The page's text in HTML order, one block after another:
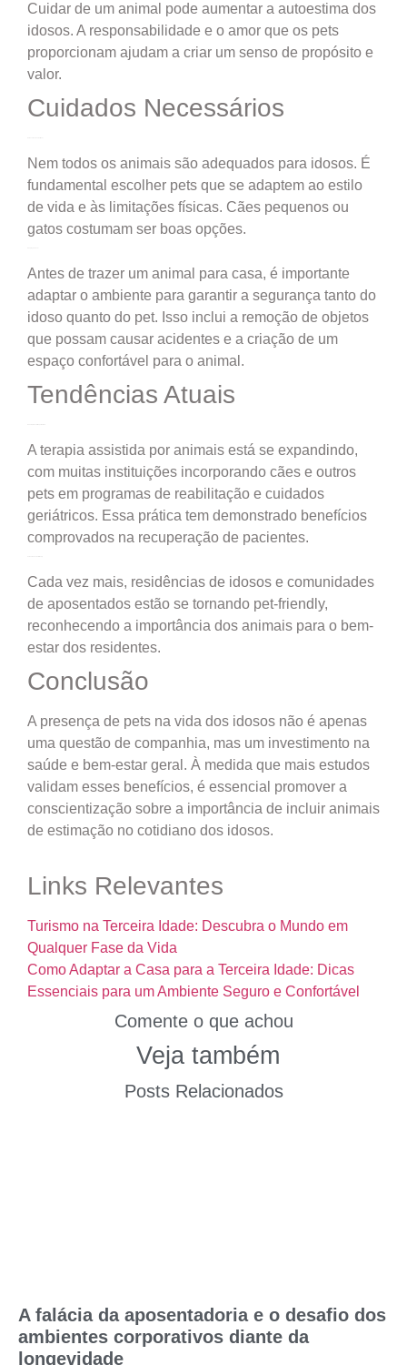
Cuidar de um animal pode aumentar a autoestima dos
idosos. A responsabilidade e o amor que os pets
proporcionam ajudam a criar um senso de propósito e
valor.
Cuidados Necessários
Nem todos os animais são adequados para idosos. É
fundamental escolher pets que se adaptem ao estilo
de vida e às limitações físicas. Cães pequenos ou
gatos costumam ser boas opções.
Antes de trazer um animal para casa, é importante
adaptar o ambiente para garantir a segurança tanto do
idoso quanto do pet. Isso inclui a remoção de objetos
que possam causar acidentes e a criação de um
espaço confortável para o animal.
Tendências Atuais
A terapia assistida por animais está se expandindo,
com muitas instituições incorporando cães e outros
pets em programas de reabilitação e cuidados
geriátricos. Essa prática tem demonstrado benefícios
comprovados na recuperação de pacientes.
Cada vez mais, residências de idosos e comunidades
de aposentados estão se tornando pet-friendly,
reconhecendo a importância dos animais para o bem-
estar dos residentes.
Conclusão
A presença de pets na vida dos idosos não é apenas
uma questão de companhia, mas um investimento na
saúde e bem-estar geral. À medida que mais estudos
validam esses benefícios, é essencial promover a
conscientização sobre a importância de incluir animais
de estimação no cotidiano dos idosos.
Links Relevantes
Turismo na Terceira Idade: Descubra o Mundo em
Qualquer Fase da Vida
Como Adaptar a Casa para a Terceira Idade: Dicas
Essenciais para um Ambiente Seguro e Confortável
Comente o que achou
Veja também
Posts Relacionados
A falácia da aposentadoria e o desafio dos
ambientes corporativos diante da
longevidade